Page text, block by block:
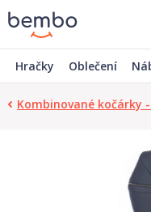
Hračky Oblečení
Kombinované kočárky -